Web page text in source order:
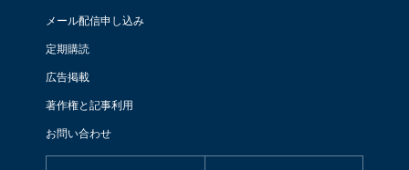
メール配信申し込み
定期購読
広告掲載
著作権と記事利用
お問い合わせ